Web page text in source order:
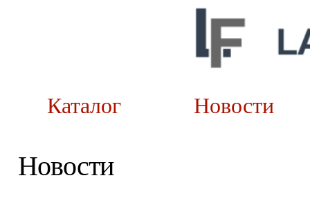
Каталог
Новости